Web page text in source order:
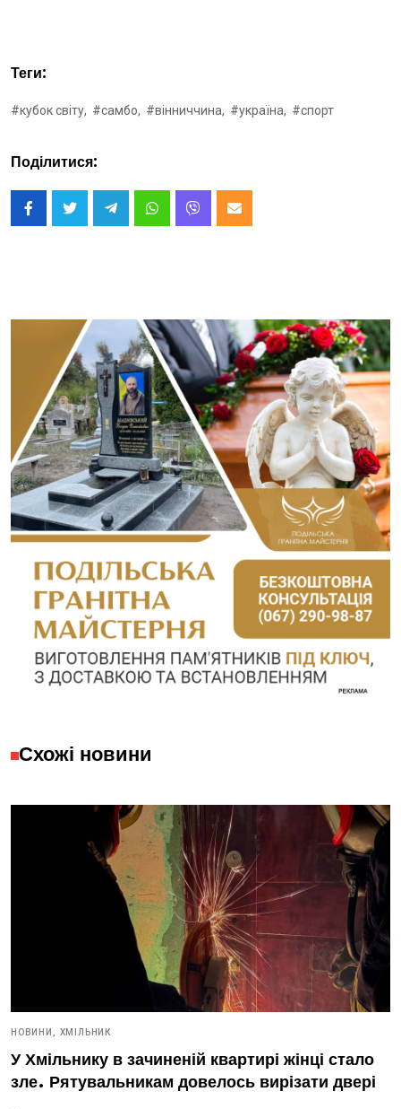
Теги:
#кубок світу, #самбо, #вінниччина, #україна, #спорт
Поділитися:
Схожі новини
НОВИНИ, ХМІЛЬНИК
У Хмільнику в зачиненій квартирі жінці стало
зле. Рятувальникам довелось вирізати двері